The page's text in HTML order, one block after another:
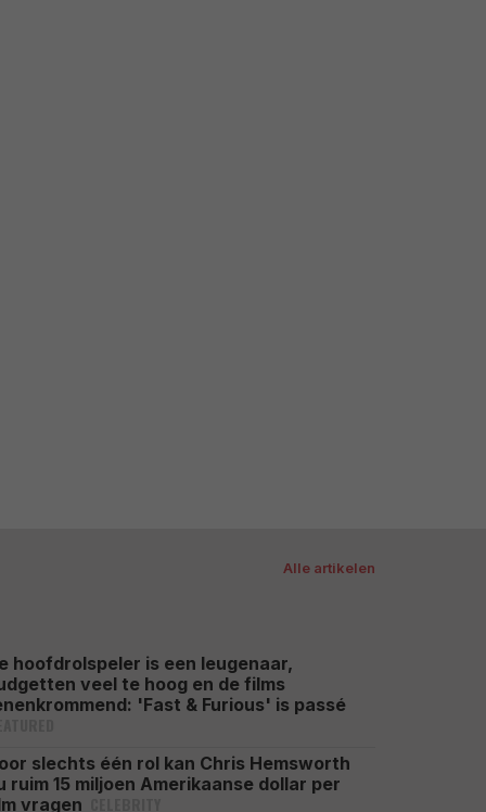
hoofdrolspeler is een leugenaar,
veel te hoog en de films
'Fast & Furious' is passé
slechts één rol kan Chris Hemsworth
ruim 15 miljoen Amerikaanse dollar per
vragen
Alle artikelen